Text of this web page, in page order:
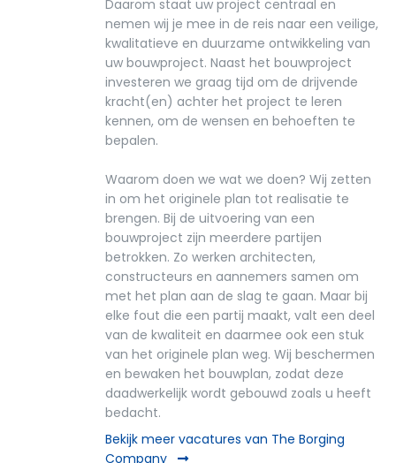
Daarom staat uw project centraal en
nemen wij je mee in de reis naar een veilige,
kwalitatieve en duurzame ontwikkeling van
uw bouwproject. Naast het bouwproject
investeren we graag tijd om de drijvende
kracht(en) achter het project te leren
kennen, om de wensen en behoeften te
bepalen.
Waarom doen we wat we doen? Wij zetten
in om het originele plan tot realisatie te
brengen. Bij de uitvoering van een
bouwproject zijn meerdere partijen
betrokken. Zo werken architecten,
constructeurs en aannemers samen om
met het plan aan de slag te gaan. Maar bij
elke fout die een partij maakt, valt een deel
van de kwaliteit en daarmee ook een stuk
van het originele plan weg. Wij beschermen
en bewaken het bouwplan, zodat deze
daadwerkelijk wordt gebouwd zoals u heeft
bedacht.
Bekijk meer vacatures van The Borging
Company